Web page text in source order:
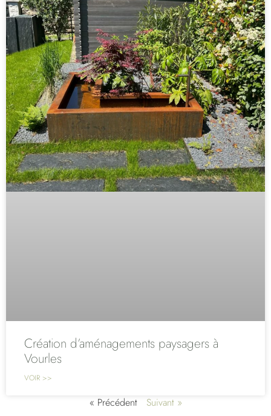
Création d’aménagements paysagers à
Vourles
VOIR >>
« Précédent Suivant »